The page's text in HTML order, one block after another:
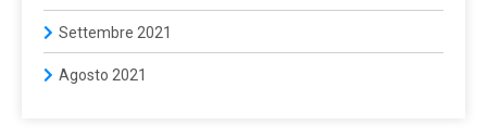
Settembre 2021
Agosto 2021